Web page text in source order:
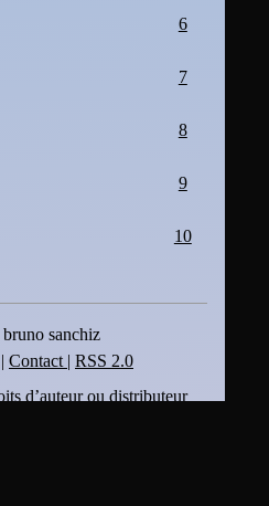
6
7
8
9
10
sanchiz
Contact | RSS 2.0
d’auteur ou distributeur